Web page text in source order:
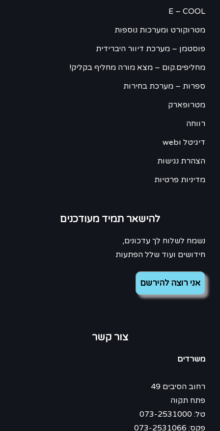
E – COOL
מטרוקורט ומערכות נוספות
פוסטמן – מערכת דיוור היברידית
מחליפים.קום – מצא מורה מחליף בקליק!
ספרות – מערכת בחירות
מטרופארק
רווחה
דיגיטל וweb
הצהרת נגישות
מדיניות פרטיות
להישאר תמיד מעודכנים
נשמח לשלוח לך עדכונים,
חידושים ועוד שלל הפתעות
צור קשר
משרדים
רחוב הסיבים 49
פתח תקוה
טל: 073-2531000
פקס: 073-2531066